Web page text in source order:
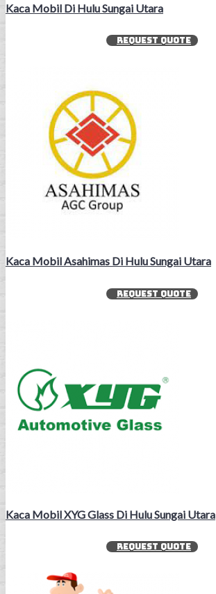
Kaca Mobil Di Hulu Sungai Utara
REQUEST QUOTE
Kaca Mobil Asahimas Di Hulu Sungai Utara
REQUEST QUOTE
Kaca Mobil XYG Glass Di Hulu Sungai Utara
REQUEST QUOTE